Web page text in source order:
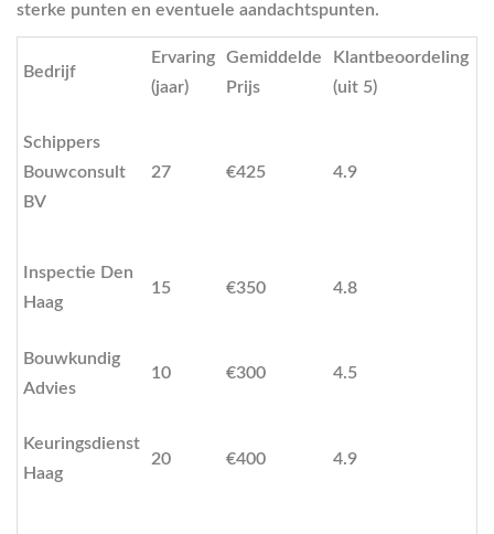
sterke punten en eventuele aandachtspunten.
Bedrijf
Ervaring
(jaar)
Gemiddelde
Prijs
Klantbeoordeling
(uit 5)
Schippers
Bouwconsult
BV
27 €425 4.9
Inspectie Den
Haag
15 €350 4.8
Bouwkundig
Advies
10 €300 4.5
Keuringsdienst
Haag
20 €400 4.9